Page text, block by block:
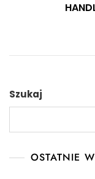
Szukaj
OSTATNIE